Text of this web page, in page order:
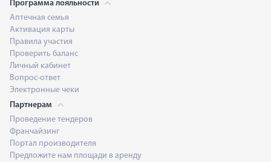
Программа лояльности
Аптечная семья
Активация карты
Правила участия
Проверить баланс
Личный кабинет
Вопрос-ответ
Электронные чеки
Партнерам
Проведение тендеров
Франчайзинг
Портал производителя
Предложите нам площади в аренду